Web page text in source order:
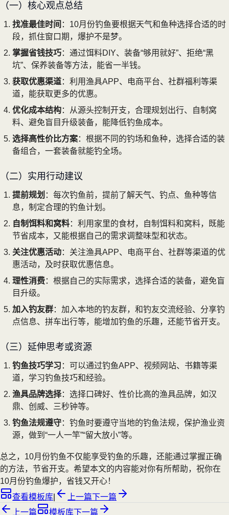
（一）核心观点总结
找准最佳时间 ：10月份钓鱼要根据天气和鱼种选择合适的时
段，抓住窗口期，爆护不是梦。
掌握省钱技巧：通过饵料DIY、装备“够用就好”、拒绝“黑
坑”、保养装备等方法，能省一半钱。
获取优惠渠道：利用渔具APP、电商平台、社群福利等渠
道，能获取更多的优惠。
优化成本结构：从源头控制开支，合理规划出行、自制窝
料、避免盲目升级装备，能降低钓鱼成本。
选择高性价比方案：根据不同的钓场和鱼种，选择合适的装
备组合，一套装备就能钓全场。
（二）实用行动建议
提前规划 ：每次钓鱼前，提前了解天气、钓点、鱼种等信
息，制定合理的钓鱼计划。
自制饵料和窝料：利用家里的食材，自制饵料和窝料，既能
节省成本，又能根据自己的需求调整味型和状态。
关注优惠活动：关注渔具APP、电商平台、社群等渠道的优
惠活动，及时获取优惠信息。
理性消费：根据自己的实际需求，选择合适的装备，避免盲
目升级。
加入钓友群：加入本地的钓友群，和钓友交流经验、分享钓
点信息、拼车出行等，能增加钓鱼的乐趣，还能节省开支。
（三）延伸思考或资源
钓鱼技巧学习 ：可以通过钓鱼APP、视频网站、书籍等渠
道，学习钓鱼技巧和经验。
渔具品牌选择：选择口碑好、性价比高的渔具品牌，如汉
鼎、创威、三秒钟等。
钓鱼法规遵守：钓鱼时要遵守当地的钓鱼法规，保护渔业资
源，做到“一人一竿”“留大放小”等。
总之，10月份钓鱼不仅能享受钓鱼的乐趣，还能通过掌握正确
的方法，节省开支。希望本文的内容能对你有所帮助，祝你在
10月份钓鱼爆护，省钱又开心！
查看模板库
上一篇下一篇
上一篇
模板库下一篇